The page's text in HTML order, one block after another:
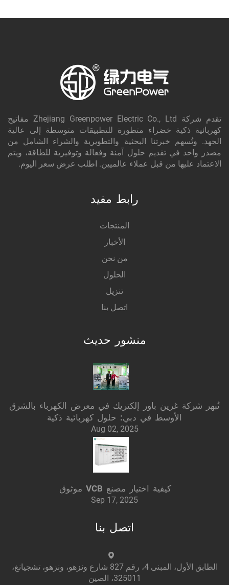
تقدم شركة Zhejiang Greenpower Electric Co., Ltd مفاتيح
كهربائية ذكية خضراء متطورة للتطبيقات متوسطة إلى عالية
الجهد. وتُسهم خبرتنا البحثية والتطويرية والشراء الشامل من
مصدر واحد في تقديم حلول آمنة وفعالة وتوفيرية للطاقة، ويتم
الاعتماد عليها من قبل عملاء عالميين. اطلب عرض سعر اليوم.
رابط مفيد
المنتجات
الأخبار
من نحن
الحلول
تنزيل
اتصل بنا
منشور حديث
تُبهر شركة غرين باور إلكتريك في معرض الكهرباء بالشرق
الأوسط في دبي: حلول كهربائية ذكية
Aug 02, 2025
كيفية اختيار مصنع VCB موثوق
Sep 17, 2025
اتصل بنا
الطابق الأول، المبنى 4، رقم 827 شارع ونزهو، ونزهو، تشجيانغ،
325011، الصين